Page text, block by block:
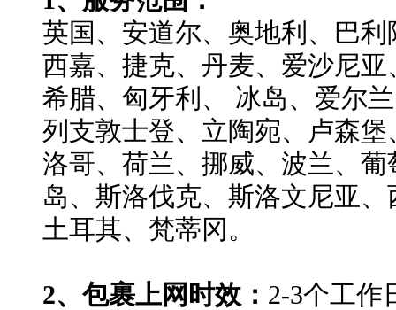
英国、安道尔、奥地利、巴
西嘉、捷克、丹麦、爱沙尼
希腊、匈牙利、 冰岛、爱尔
列支敦士登、立陶宛、卢森
洛哥、荷兰、挪威、波兰、
岛、斯洛伐克、斯洛文尼亚
土耳其、梵蒂冈。
2、包裹上网时效： 2-3个工作